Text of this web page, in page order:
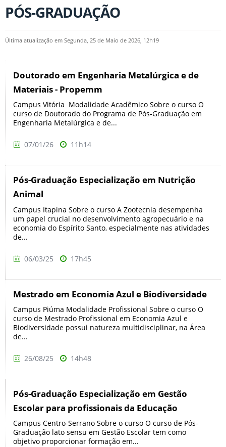
PÓS-GRADUAÇÃO
Última atualização em Segunda, 25 de Maio de 2026, 12h19
Doutorado em Engenharia Metalúrgica e de
Materiais - Propemm
Campus Vitória Modalidade Acadêmico Sobre o curso O
curso de Doutorado do Programa de Pós-Graduação em
Engenharia Metalúrgica e de...
07/01/26 11h14
Pós-Graduação Especialização em Nutrição
Animal
Campus Itapina Sobre o curso A Zootecnia desempenha
um papel crucial no desenvolvimento agropecuário e na
economia do Espírito Santo, especialmente nas atividades
de...
06/03/25 17h45
Mestrado em Economia Azul e Biodiversidade
Campus Piúma Modalidade Profissional Sobre o curso O
curso de Mestrado Profissional em Economia Azul e
Biodiversidade possui natureza multidisciplinar, na Área
de...
26/08/25 14h48
Pós-Graduação Especialização em Gestão
Escolar para profissionais da Educação
Campus Centro-Serrano Sobre o curso O curso de Pós-
Graduação lato sensu em Gestão Escolar tem como
objetivo proporcionar formação em...